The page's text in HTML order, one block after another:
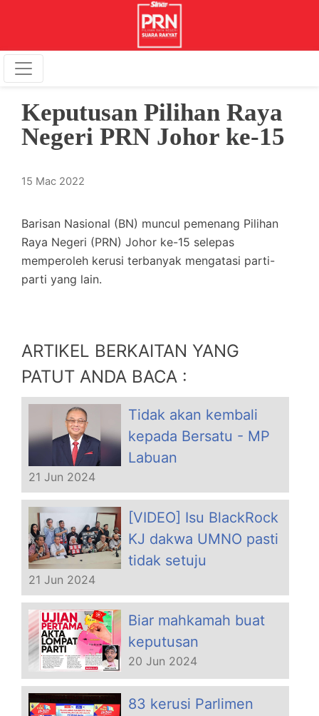
Keputusan Pilihan Raya
Negeri PRN Johor ke-15
15 Mac 2022
Barisan Nasional (BN) muncul pemenang Pilihan
Raya Negeri (PRN) Johor ke-15 selepas
memperoleh kerusi terbanyak mengatasi parti-
parti yang lain.
ARTIKEL BERKAITAN YANG
PATUT ANDA BACA :
Tidak akan kembali
kepada Bersatu - MP
Labuan
21 Jun 2024
[VIDEO] Isu BlackRock
KJ dakwa UMNO pasti
tidak setuju
21 Jun 2024
Biar mahkamah buat
keputusan
20 Jun 2024
83 kerusi Parlimen